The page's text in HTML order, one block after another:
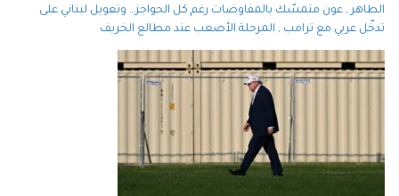
الطاهر , عون متمسّك بالمفاوضات رغم كل الحواجز… وتعويل لبناني على
تدخّل عربي مع ترامب , المرحلة الأصعب عند مطالع الخريف